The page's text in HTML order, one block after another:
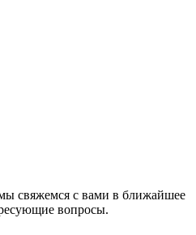
свяжемся с вами в ближайшее
вопросы.